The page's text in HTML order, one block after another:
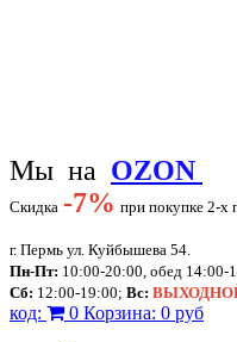
Мы на OZON
Скидка -7% при покупке 2-
г. Пермь ул. Куйбышева 54.
Пн-Пт: 10:00-20:00, обед 14:00-
Сб: 12:00-19:00; Вс:
код: 0 Корзина: 0 руб